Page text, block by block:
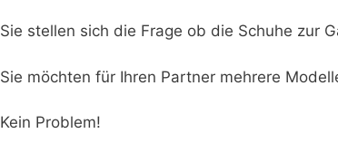
Sie stellen sich die Frage ob die Schuhe zur
Sie möchten für Ihren Partner mehrere
Kein Problem!